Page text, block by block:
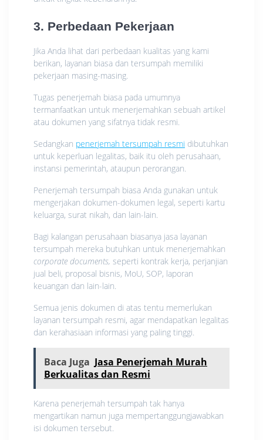
3. Perbedaan Pekerjaan
Jika Anda lihat dari perbedaan kualitas yang kami
berikan, layanan biasa dan tersumpah memiliki
pekerjaan masing-masing.
Tugas penerjemah biasa pada umumnya
termanfaatkan untuk menerjemahkan sebuah artikel
atau dokumen yang sifatnya tidak resmi.
Sedangkan penerjemah tersumpah resmi dibutuhkan
untuk keperluan legalitas, baik itu oleh perusahaan,
instansi pemerintah, ataupun perorangan.
Penerjemah tersumpah biasa Anda gunakan untuk
mengerjakan dokumen-dokumen legal, seperti kartu
keluarga, surat nikah, dan lain-lain.
Bagi kalangan perusahaan biasanya jasa layanan
tersumpah mereka butuhkan untuk menerjemahkan
corporate documents, seperti kontrak kerja, perjanjian
jual beli, proposal bisnis, MoU, SOP, laporan
keuangan dan lain-lain.
Semua jenis dokumen di atas tentu memerlukan
layanan tersumpah resmi, agar mendapatkan legalitas
dan kerahasiaan informasi yang paling tinggi.
Baca Juga Jasa Penerjemah Murah
Berkualitas dan Resmi
Karena penerjemah tersumpah tak hanya
mengartikan namun juga mempertanggungjawabkan
isi dokumen tersebut.